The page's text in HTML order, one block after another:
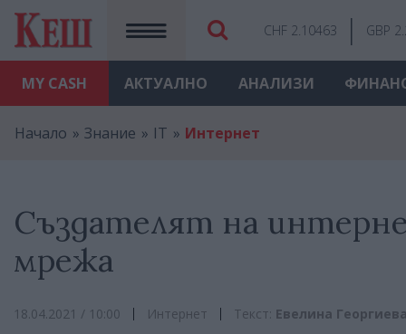
MY CASH
CHF 2.10463 GBP
АКТУАЛНО АНАЛИЗИ
Начало Знание IT Интернет
Създателят на
мрежа
18.04.2021 / 10:00 Интернет Текст: Евелина Георгиева